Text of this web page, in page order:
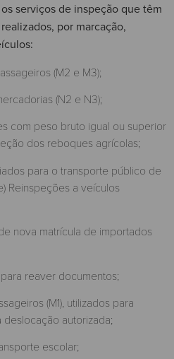
serviços de inspeção que têm
por marcação,
(M2 e M3);
(N2 e N3);
com peso bruto igual ou superior
dos reboques agrícolas;
para o transporte público de
Reinspeções a veículos
nova matrícula de importados
reaver documentos;
(M1), utilizados para
autorizada;
escolar;